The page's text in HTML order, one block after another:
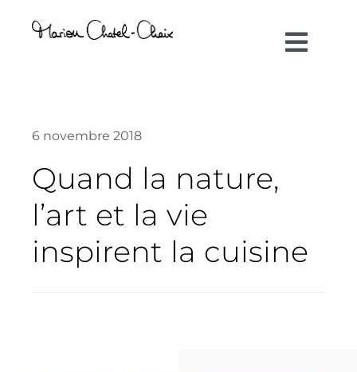
Collaborations
Direction créative
Références
6 novembre 2018
Quand la nature,
l’art et la vie
inspirent la cuisine